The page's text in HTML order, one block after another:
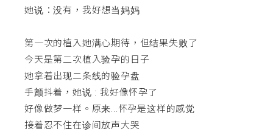
她说：没有，我好想当妈妈
第一次的植入她满心期待，但结果失败了
今天是第二次植入验孕的日子
她拿着出现二条线的验孕盘
手颤抖着，她说 : 我好像怀孕了
好像做梦一样。原来...怀孕是这样的感觉
接着忍不住在诊间放声大哭